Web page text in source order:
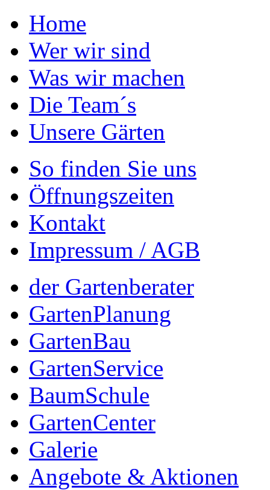
Home
Wer wir sind
Was wir machen
Die Team´s
Unsere Gärten
So finden Sie uns
Öffnungszeiten
Kontakt
Impressum / AGB
der Gartenberater
GartenPlanung
GartenBau
GartenService
BaumSchule
GartenCenter
Galerie
Angebote & Aktionen